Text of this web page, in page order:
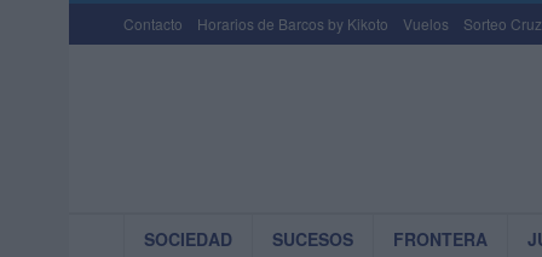
Contacto Horarios de Barcos by Kikoto Vuelos Sorteo
SOCIEDAD SUCESOS FRONTERA